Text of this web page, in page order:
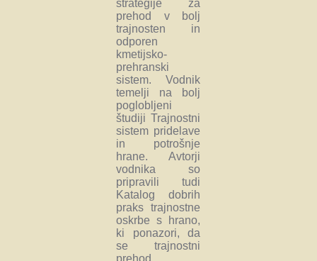
strategije za
prehod v bolj
trajnosten in
odporen
kmetijsko-
prehranski
sistem. Vodnik
temelji na bolj
poglobljeni
študiji Trajnostni
sistem pridelave
in potrošnje
hrane. Avtorji
vodnika so
pripravili tudi
Katalog dobrih
praks trajnostne
oskrbe s hrano,
ki ponazori, da
se trajnostni
prehod